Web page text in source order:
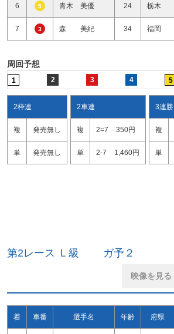
6 5 青木 美優 24 栃木
7 3 森 美紀 34 福岡
周回予想
1 2 3 4 5
2枠連
複 発売無し
単 発売無し
2車連
複 2=7 350円
単 2-7 1,460円
3連勝
複
単
第2レース Ｌ級 ガ予２
映像を見る
着 車番 選手名 年齢 府県